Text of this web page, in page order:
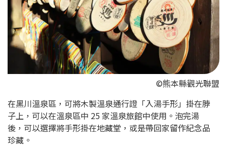
©熊本縣觀光聯盟
在黑川溫泉區，可將木製溫泉通行證「入湯手形」掛在脖
子上，可以在溫泉區中 25 家溫泉旅館中使用。泡完湯
後，可以選擇將手形掛在地藏堂，或是帶回家留作紀念品
珍藏。